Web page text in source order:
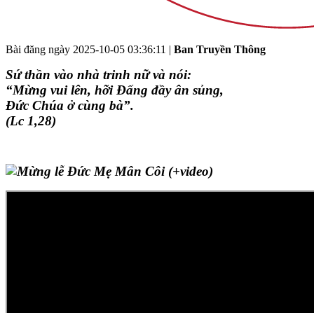
Bài đăng ngày 2025-10-05 03:36:11 | Ban Truyền Thông
Sứ thần vào nhà trinh nữ và nói:
“Mừng vui lên, hỡi Đấng đầy ân sủng,
Đức Chúa ở cùng bà”.
(Lc 1,28)